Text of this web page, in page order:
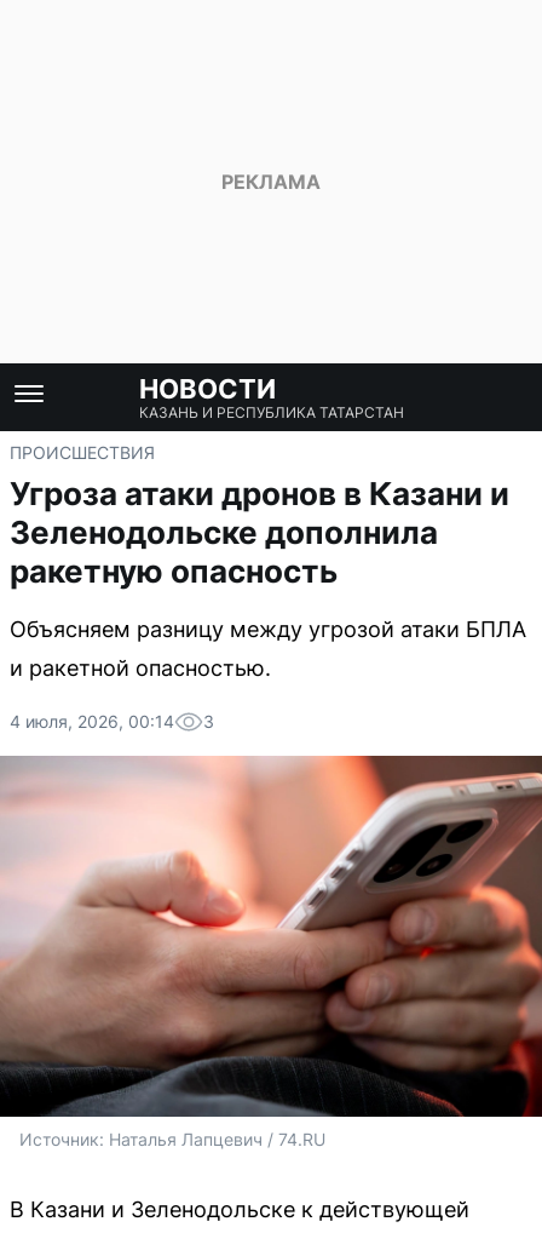
НОВОСТИ
КАЗАНЬ И РЕСПУБЛИКА ТАТАРСТАН
ПРОИСШЕСТВИЯ
Угроза атаки дронов в Казани и
Зеленодольске дополнила
ракетную опасность
Объясняем разницу между угрозой атаки БПЛА
и ракетной опасностью.
4 июля, 2026, 00:14 3
Источник: Наталья Лапцевич / 74.RU
В Казани и Зеленодольске к действующей